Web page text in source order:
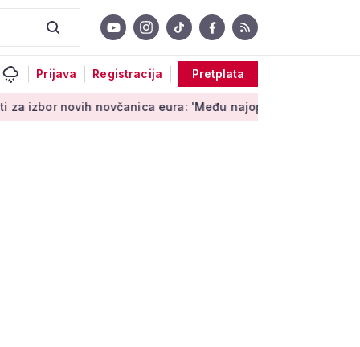
Prijava Registracija Pretplata
novčanica eura: 'Među najopipljivijim su izrazima Europe'